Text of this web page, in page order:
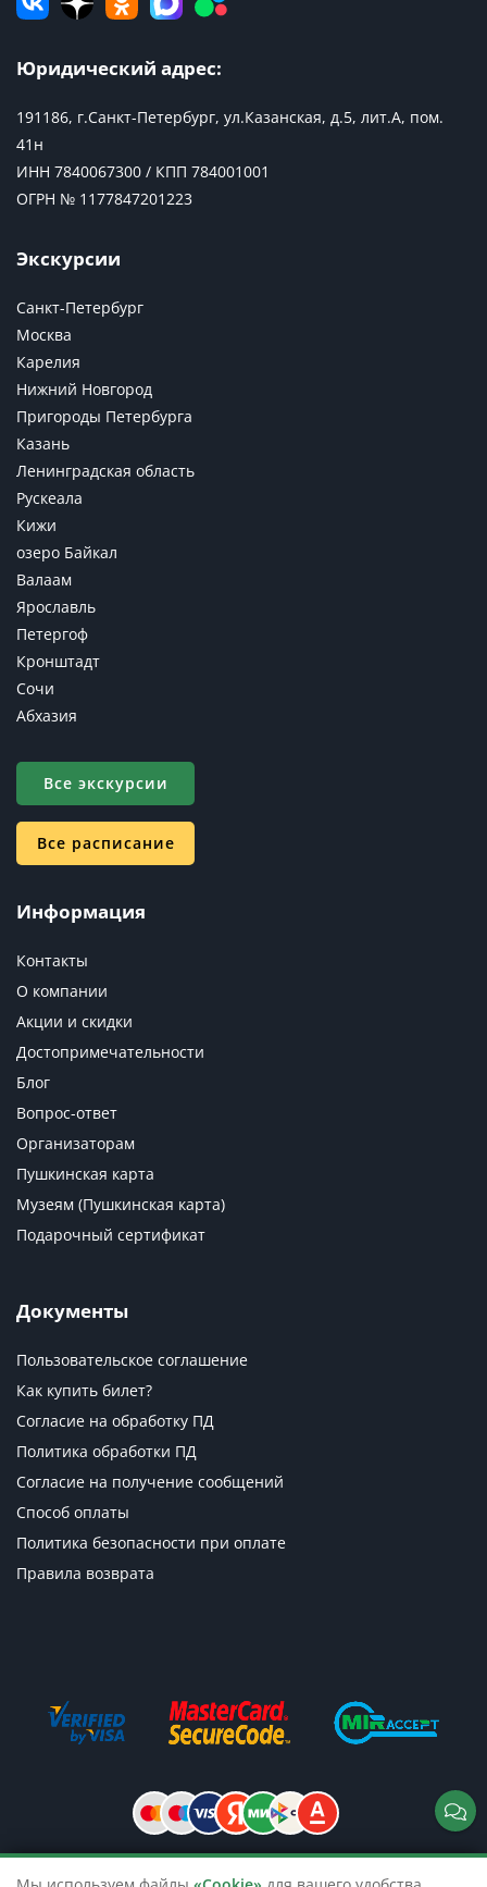
Юридический адрес:
191186, г.Санкт-Петербург, ул.Казанская, д.5, лит.А, пом.
41н
ИНН 7840067300 / КПП 784001001
ОГРН № 1177847201223
Экскурсии
Санкт-Петербург
Москва
Карелия
Нижний Новгород
Пригороды Петербурга
Казань
Ленинградская область
Рускеала
Кижи
озеро Байкал
Валаам
Ярославль
Петергоф
Кронштадт
Сочи
Абхазия
Все экскурсии
Все расписание
Информация
Контакты
О компании
Акции и скидки
Достопримечательности
Блог
Вопрос-ответ
Организаторам
Пушкинская карта
Музеям (Пушкинская карта)
Подарочный сертификат
Документы
Пользовательское соглашение
Как купить билет?
Согласие на обработку ПД
Политика обработки ПД
Согласие на получение сообщений
Способ оплаты
Политика безопасности при оплате
Правила возврата